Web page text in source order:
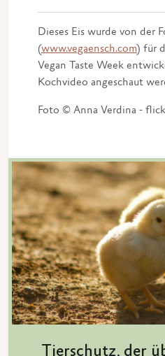
Dieses Eis wurde von der
(www.vegaensch.com) für
Vegan Taste Week
Kochvideo angeschaut
Foto © Anna Verdina -
Tierschutz, der